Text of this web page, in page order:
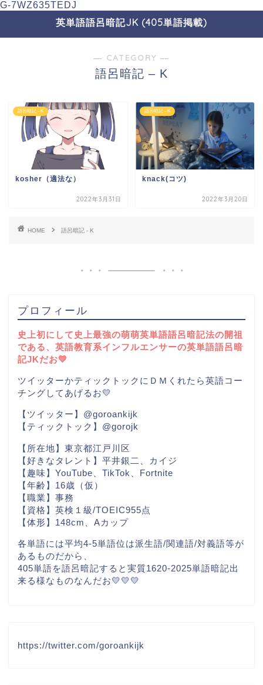
G-7WZ635TEDJ
英単語語呂暗記JK (405単語掲載)
― CATEGORY ―
語呂暗記 – K
語呂暗記 - K
kosher（適法な）
2022年3月31日
語呂暗記 - K
knack(コツ)
2022年3月20日
HOME 語呂暗記 - K
プロフィール
史上初にして史上最強の萌萌英単語語呂暗記法の開祖
である、英語教育系インフルエンサーの英単語語呂暗
記JKだお💛
ツイッターかティックトックにＤＭくれたら英語コー
チングしてあげるお💛
【ツイッター】@goroankijk
【ティックトック】@gorojk
【所在地】東京都江戸川区
【好きなタレント】平井銀二、カイジ
【趣味】YouTube、TikTok、Fortnite
【年齢】16歳（仮）
【職業】事務
【資格】英検１級/TOEIC955点
【体形】148cm、Aカップ
各単語には平均4-5単語位は派生語/関連語/対義語等が
あるものだから、
405単語を語呂暗記すると実質1620-2025単語暗記出
来る様なものなんだお💛💛💛
https://twitter.com/goroankijk